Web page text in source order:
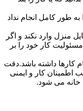
طور کامل انجام نداد
منزل وارد نکند و اگر
کار خود را بر
کارها داشته باشد.دقت
اطمینان کار و ایمنی
می شود.